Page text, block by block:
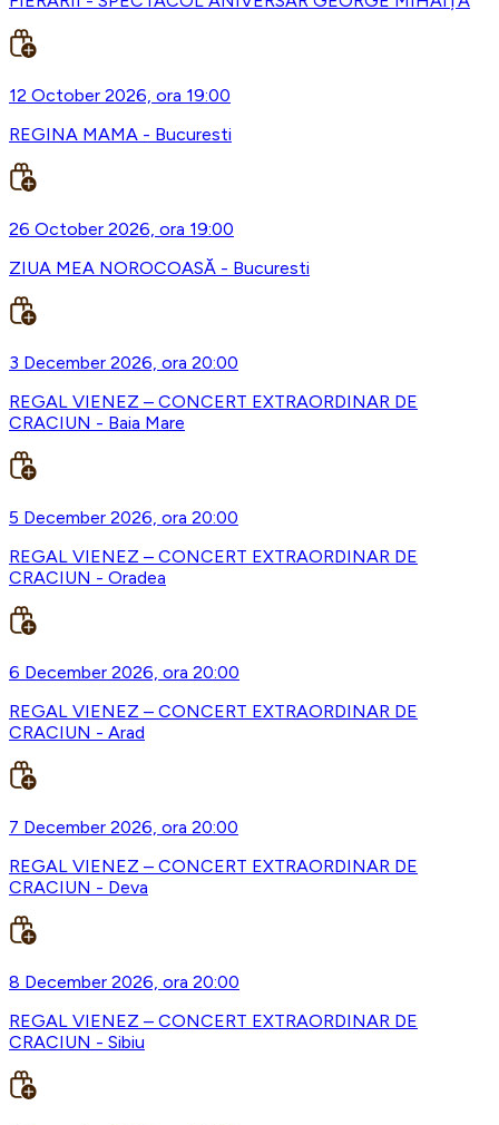
12 October 2026, ora 19:00
REGINA MAMA - Bucuresti
26 October 2026, ora 19:00
ZIUA MEA NOROCOASĂ - Bucuresti
3 December 2026, ora 20:00
REGAL VIENEZ – CONCERT EXTRAORDINAR DE
CRACIUN - Baia Mare
5 December 2026, ora 20:00
REGAL VIENEZ – CONCERT EXTRAORDINAR DE
CRACIUN - Oradea
6 December 2026, ora 20:00
REGAL VIENEZ – CONCERT EXTRAORDINAR DE
CRACIUN - Arad
7 December 2026, ora 20:00
REGAL VIENEZ – CONCERT EXTRAORDINAR DE
CRACIUN - Deva
8 December 2026, ora 20:00
REGAL VIENEZ – CONCERT EXTRAORDINAR DE
CRACIUN - Sibiu